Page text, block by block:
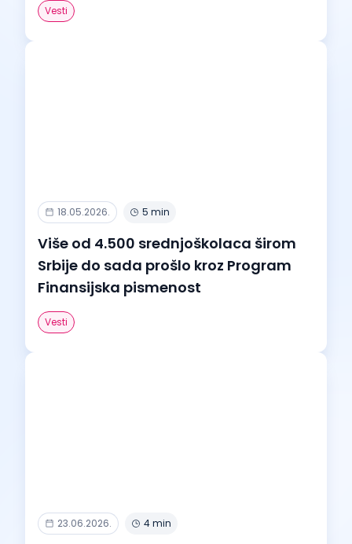
Vesti
18.05.2026. 5 min
Više od 4.500 srednjoškolaca širom
Srbije do sada prošlo kroz Program
Finansijska pismenost
Vesti
23.06.2026. 4 min